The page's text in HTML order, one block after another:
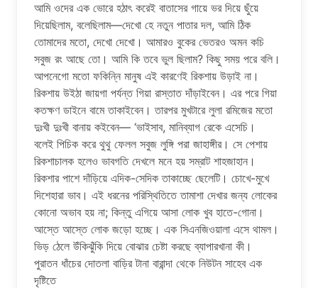
আমি ওদের এক ভোরে হঠাৎ করেই বাতাসের গায়ে ভর দিয়ে ছুঁয়ে
দিয়েছিলাম, বলেছিলাম—দেখো হে নতুন পাতার দল, আমি ঠিক
তোমাদের মতো, দেখো দেখো। আমারও বুকের ভেতরও অমন কচি
সবুজ রং আছে তো। আমি কি তবে ভুল ছিলাম? কিছু সময় পরে বলি।
আপনেগো মতো ফকিন্নি মানুষ এই কারণেই রিকশায় উড়াই না।
রিকশায় উইঠা জায়গা পর্যন্ত গিয়া রাস্তাত দাঁড়াইবেন। এর পরে গিয়া
কতক্ষণ ডাইনে বামে তাকাইবেন। তারপর মুখটারে লুলা রমিজের মতো
দুঃখী দুঃখী বানায় কইবেন— ‘ভাইসাব, মানিব্যাগ রেকে এসেচি।
বলেই পিচিক করে থুথু ফেলল সবুজ লুঙ্গি পরা জাহাঙ্গীর। সে পেশায়
রিকশাচালক হলেও ভাবগতি দেখলে মনে হয় সম্রাট শাহজাহান।
রিকশার পাশে দাঁড়িয়ে এদিক-সেদিক তাকাচ্ছে ছেলেটি। চোখে-মুখে
দিশেহারা ভাব। এই ধরনের পরিস্থিতিতে তামাশা দেখার জন্য লোকের
কোনো অভাব হয় না; কিন্তু এগিয়ে আসা লোক খুব হাতে-গোনা।
আস্তে আস্তে লোক জড়ো হচ্ছে। এক সিএনজিওয়ালা এসে থামল।
ভিড় ঠেলে উঁকিঝুঁকি দিয়ে বোঝার চেষ্টা করছে ব্যাপারখানা কী।
পুরাতন ধাঁচের দোতলা বাড়ির টানা বারান্দা থেকে নিউটন সাহেব এক
দৃষ্টিতে